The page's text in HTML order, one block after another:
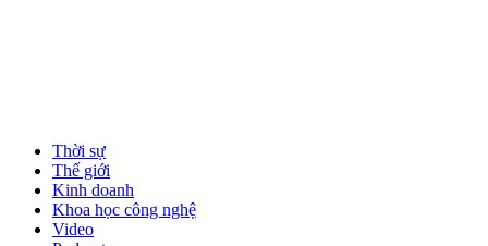
Thời sự
Thế giới
Kinh doanh
Khoa học công nghệ
Video